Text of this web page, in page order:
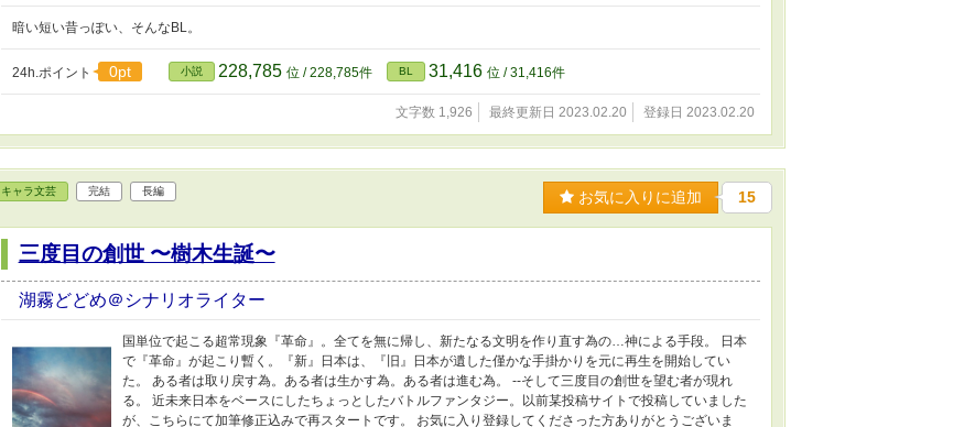
暗い短い昔っぽい、そんなBL。
24h.ポイント 0pt 小説 228,785 位 / 228,785件 BL 31,416 位 / 31,416件
文字数 1,926 最終更新日 2023.02.20 登録日 2023.02.20
キャラ文芸 完結 長編 お気に入りに追加 15
三度目の創世 〜樹木生誕〜
湖霧どどめ＠シナリオライター
国単位で起こる超常現象『革命』。全てを無に帰し、新たなる文明を作り直す為の…神による手段。 日本
で『革命』が起こり暫く。『新』日本は、『旧』日本が遺した僅かな手掛かりを元に再生を開始してい
た。 ある者は取り戻す為。ある者は生かす為。ある者は進む為。 --そして三度目の創世を望む者が現れ
る。 近未来日本をベースにしたちょっとしたバトルファンタジー。以前某投稿サイトで投稿していました
が、こちらにて加筆修正込みで再スタートです。 お気に入り登録してくださった方ありがとうございま